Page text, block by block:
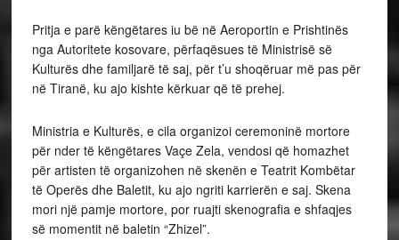
Pritja e parë këngëtares iu bë në Aeroportin e Prishtinës
nga Autoritete kosovare, përfaqësues të Ministrisë së
Kulturës dhe familjarë të saj, për t’u shoqëruar më pas për
në Tiranë, ku ajo kishte kërkuar që të prehej.
Ministria e Kulturës, e cila organizoi ceremoninë mortore
për nder të këngëtares Vaçe Zela, vendosi që homazhet
për artisten të organizohen në skenën e Teatrit Kombëtar
të Operës dhe Baletit, ku ajo ngriti karrierën e saj. Skena
mori një pamje mortore, por ruajti skenografia e shfaqjes
së momentit në baletin “Zhizel”.